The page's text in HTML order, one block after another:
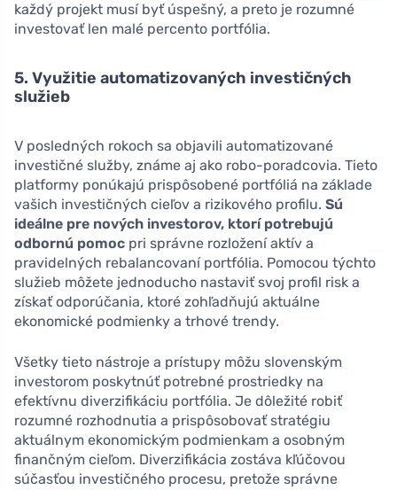
každý projekt musí byť úspešný, a preto je rozumné
investovať len malé percento portfólia.
5. Využitie automatizovaných investičných
služieb
V posledných rokoch sa objavili automatizované
investičné služby, známe aj ako robo-poradcovia. Tieto
platformy ponúkajú prispôsobené portfóliá na základe
vašich investičných cieľov a rizikového profilu. Sú
ideálne pre nových investorov, ktorí potrebujú
odbornú pomoc pri správne rozložení aktív a
pravidelných rebalancovaní portfólia. Pomocou týchto
služieb môžete jednoducho nastaviť svoj profil risk a
získať odporúčania, ktoré zohľadňujú aktuálne
ekonomické podmienky a trhové trendy.
Všetky tieto nástroje a prístupy môžu slovenským
investorom poskytnúť potrebné prostriedky na
efektívnu diverzifikáciu portfólia. Je dôležité robiť
rozumné rozhodnutia a prispôsobovať stratégiu
aktuálnym ekonomickým podmienkam a osobným
finančným cieľom. Diverzifikácia zostáva kľúčovou
súčasťou investičného procesu, pretože správne